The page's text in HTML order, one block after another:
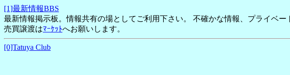
[1]最新情報BBS
最新情報掲示板。情報共有の場としてご利用下さい。 不確かな情報、プライベ
売買譲渡はﾏｰｹｯﾄへお願いします。
[0]Tatuya Club